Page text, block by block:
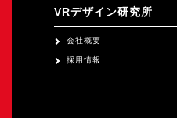
VRデザイン研究所
会社概要
採用情報